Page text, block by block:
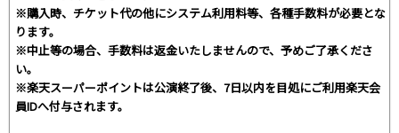
※購入時、チケット代の他にシステム利用料等、各種手数料が必要とな
ります。
※中止等の場合、手数料は返金いたしませんので、予めご了承くださ
い。
※楽天スーパーポイントは公演終了後、7日以内を目処にご利用楽天会
員IDへ付与されます。